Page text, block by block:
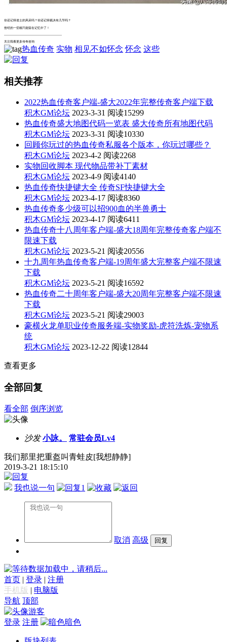
你还记得道士的风采吗？你还记得裁决有几节吗？
曾经的一切都只能留在记忆中了！
---------------------------------------------------------
关注我看更多传奇咨询
热血传奇 实物 相见不如怀念 怀念 这些
相关推荐
2022热血传奇客户端-盛大2022年完整传奇客户端下载
积木GM论坛 2023-3-31 阅读15299
热血传奇盛大地图代码一览表 盛大传奇所有地图代码
积木GM论坛 2023-3-31 阅读10330
回顾你玩过的热血传奇私服各个版本，你玩过哪些？
积木GM论坛 2023-4-2 阅读2268
实物回收脚本 现代物品带补丁素材
积木GM论坛 2023-4-9 阅读4140
热血传奇快捷键大全 传奇SF快捷键大全
积木GM论坛 2023-4-17 阅读8360
热血传奇多少级可以招900血的半兽勇士
积木GM论坛 2023-4-17 阅读6411
热血传奇十八周年客户端-盛大18周年完整传奇客户端不
限速下载
积木GM论坛 2023-5-21 阅读20556
十九周年热血传奇客户端-19周年盛大完整客户端不限速
下载
积木GM论坛 2023-5-21 阅读16592
热血传奇二十周年客户端-盛大20周年完整客户端不限速
下载
积木GM论坛 2023-5-21 阅读29003
豪横火龙单职业传奇服务端-实物奖励-虎符洗炼-宠物系
统
积木GM论坛 2023-12-22 阅读12844
查看更多
全部回复
看全部 倒序浏览
沙发 小詠。 常驻会员Lv4
我们那里把重盔叫青蛙皮[我想静静]
2019-3-21 18:15:10
我也说一句 1
取消 高级
数据加载中，请稍后...
首页 | 登录 | 注册
手机版 | 电脑版
导航 顶部
游客
登录 注册 暗色